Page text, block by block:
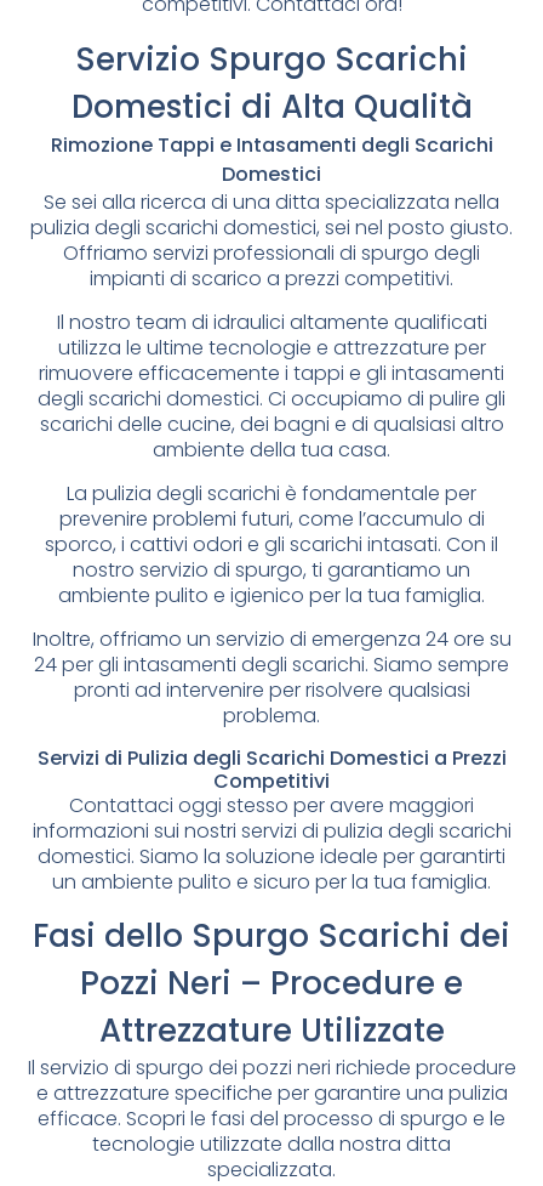
Servizio Spurgo Scarichi
Domestici di Alta Qualità
Rimozione Tappi e Intasamenti degli Scarichi
Domestici
Se sei alla ricerca di una ditta specializzata nella
pulizia degli scarichi domestici, sei nel posto giusto.
Offriamo servizi professionali di spurgo degli
impianti di scarico a prezzi competitivi.
Il nostro team di idraulici altamente qualificati
utilizza le ultime tecnologie e attrezzature per
rimuovere efficacemente i tappi e gli intasamenti
degli scarichi domestici. Ci occupiamo di pulire gli
scarichi delle cucine, dei bagni e di qualsiasi altro
ambiente della tua casa.
La pulizia degli scarichi è fondamentale per
prevenire problemi futuri, come l’accumulo di
sporco, i cattivi odori e gli scarichi intasati. Con il
nostro servizio di spurgo, ti garantiamo un
ambiente pulito e igienico per la tua famiglia.
Inoltre, offriamo un servizio di emergenza 24 ore su
24 per gli intasamenti degli scarichi. Siamo sempre
pronti ad intervenire per risolvere qualsiasi
problema.
Servizi di Pulizia degli Scarichi Domestici a Prezzi
Competitivi
Contattaci oggi stesso per avere maggiori
informazioni sui nostri servizi di pulizia degli scarichi
domestici. Siamo la soluzione ideale per garantirti
un ambiente pulito e sicuro per la tua famiglia.
Fasi dello Spurgo Scarichi dei
Pozzi Neri – Procedure e
Attrezzature Utilizzate
Il servizio di spurgo dei pozzi neri richiede procedure
e attrezzature specifiche per garantire una pulizia
efficace. Scopri le fasi del processo di spurgo e le
tecnologie utilizzate dalla nostra ditta
specializzata.